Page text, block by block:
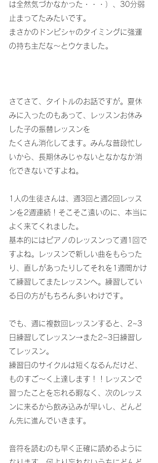
は全然気づかなかった・・・）、30分弱
止まってたみたいです。
まさかのドンピシャのタイミングに強運
の持ち主だな～とウケました。
さてさて、タイトルのお話ですが。夏休
みに入ったのもあって、レッスンお休み
した子の振替レッスンを
たくさん消化してます。みんな普段忙し
いから、長期休みじゃないとなかなか消
化できないですよね。
1人の生徒さんは、週3回と週2回レッス
ンを2週連続！そこそこ遠いのに、本当に
よく来てくれました。
基本的にはピアノのレッスンって週1回で
すよね。レッスンで新しい曲をもらった
り、直しがあったりしてそれを1週間かけ
て練習してまたレッスンへ。練習してい
る日の方がもちろん多いわけです。
でも、週に複数回レッスンすると、2~3
日練習してレッスン→また2~3日練習し
てレッスン。
練習日のサイクルは短くなるんだけど、
ものすご～く上達します！！レッスンで
習ったことを忘れる暇なく、次のレッス
ンに来るから飲み込みが早いし、どんど
ん先に進んでいきます。
音符を読むのも早く正確に読めるように